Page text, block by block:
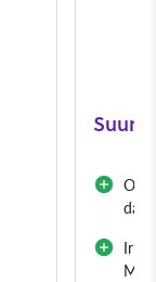
Irre